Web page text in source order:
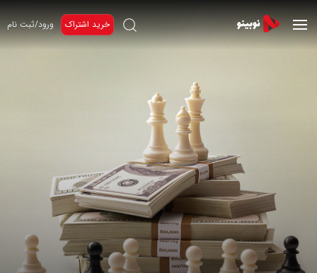
خرید اشتراک ورود/ثبت نام